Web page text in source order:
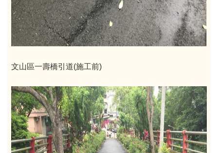
文山區一壽橋引道(施工前)